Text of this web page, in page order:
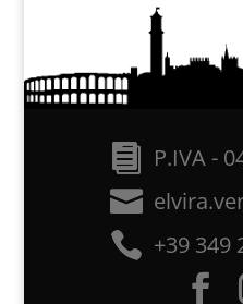
P.IVA -
+39 349